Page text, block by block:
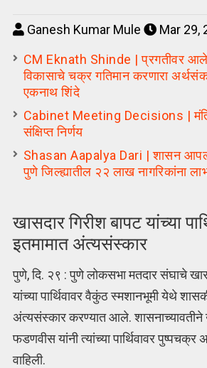
Ganesh Kumar Mule
Mar 29,
CM Eknath Shinde | प्रगतीवर
विकासाचे चक्र गतिमान करणारा
एकनाथ शिंदे
Cabinet Meeting Decisions |
संक्षिप्त निर्णय
Shasan Aapalya Dari | शासन
पुणे जिल्ह्यातील २२ लाख नागरिकांना
खासदार गिरीश बापट यांच्या
इतमामात अंत्यसंस्कार
पुणे, दि. २९ : पुणे लोकसभा मतदार संघाचे
यांच्या पार्थिवावर वैकुंठ स्मशानभूमी येथे
अंत्यसंस्कार करण्यात आले. शासनाच्यावतीने
फडणवीस यांनी त्यांच्या पार्थिवावर
वाहिली.